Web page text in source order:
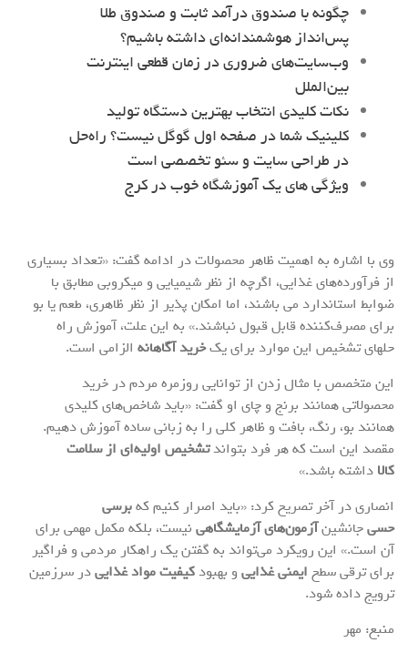
چگونه با صندوق درآمد ثابت و صندوق طلا
پس‌انداز هوشمندانه‌ای داشته باشیم؟
وب‌سایت‌های ضروری در زمان قطعی اینترنت
بین‌الملل
نکات کلیدی انتخاب بهترین دستگاه تولید
کلینیک شما در صفحه اول گوگل نیست؟ راه‌حل
در طراحی سایت و سئو تخصصی است
ویژگی های یک آموزشگاه خوب در کرج
وی با اشاره به اهمیت ظاهر محصولات در ادامه گفت: «تعداد بسیاری
از فرآورده‌های غذایی، اگرچه از نظر شیمیایی و میکروبی مطابق با
ضوابط استاندارد می باشند، اما امکان پذیر از نظر ظاهری، طعم یا بو
برای مصرف‌کننده قابل قبول نباشند.» به این علت، آموزش راه
حلهای تشخیص این موارد برای یکخرید آگاهانه الزامی است.
این متخصص با مثال زدن از توانایی روزمره مردم در خرید
محصولاتی همانند برنج و چای او گفت: «باید شاخص‌های کلیدی
همانند بو، رنگ، بافت و ظاهر کلی را به زبانی ساده آموزش دهیم.
مقصد این است که هر فرد بتواندتشخیص اولیه‌ای از سلامت
کالا داشته باشد.»
انصاری در آخر تصریح کرد: «باید اصرار کنیم کهبرسی
حسیجانشینآزمون‌های آزمایشگاهی نیست، بلکه مکمل مهمی برای
آن است.» این رویکرد می‌تواند به گفتن یک راهکار مردمی و فراگیر
برای ترقی سطح ایمنی غذایی و بهبود کیفیت مواد غذاییدر سرزمین
ترویج داده شود.
منبع: مهر